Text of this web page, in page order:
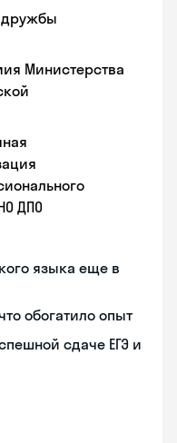
дружбы
Министерства
ДПО
языка еще в
обогатило опыт
сдаче ЕГЭ и